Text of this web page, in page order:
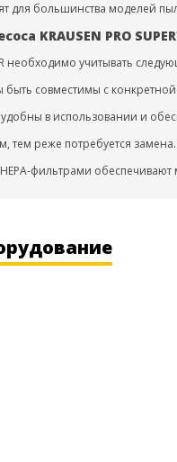
для большинства моделей
KRAUSEN PRO
необходимо учитывать
совместимы с
в использовании и
реже потребуется замена.
фильтрами